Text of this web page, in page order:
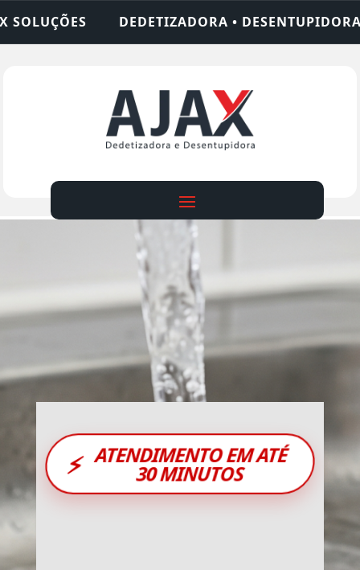
• DESENTUPIDORA • LIMPEZA DE FOSSA •
⚡ ATENDIMENTO EM ATÉ
30 MINUTOS